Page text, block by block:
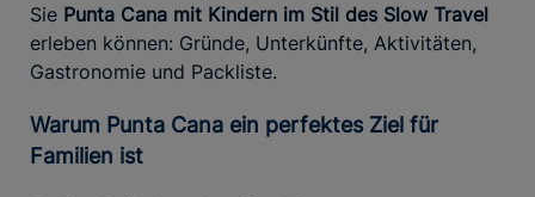
Sie Punta Cana mit Kindern im Stil des Slow Travel
erleben können: Gründe, Unterkünfte, Aktivitäten,
Gastronomie und Packliste.
Warum Punta Cana ein perfektes Ziel für
Familien ist